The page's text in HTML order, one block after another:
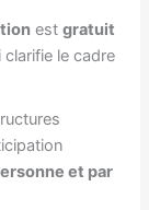
estgratuit
le cadre
et par